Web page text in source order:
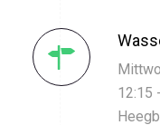
12:15